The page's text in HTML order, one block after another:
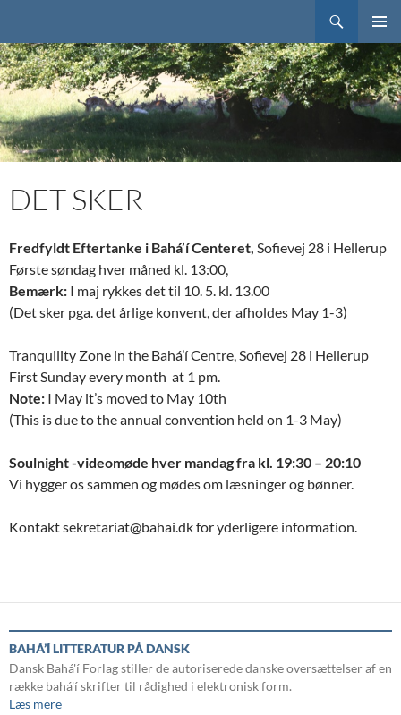
MENU
TIL
INDHOLD
DET SKER
Fredfyldt Eftertanke i Bahá’í Centeret, Sofievej 28 i Hellerup
Første søndag hver måned kl. 13:00,
Bemærk: I maj rykkes det til 10. 5. kl. 13.00
(Det sker pga. det årlige konvent, der afholdes May 1-3)
Tranquility Zone in the Bahá’í Centre, Sofievej 28 i Hellerup
First Sunday every month at 1 pm.
Note: I May it’s moved to May 10th
(This is due to the annual convention held on 1-3 May)
Soulnight -videomøde hver mandag fra kl. 19:30 – 20:10
Vi hygger os sammen og mødes om læsninger og bønner.
Kontakt sekretariat@bahai.dk for yderligere information.
BAHÁ’Í LITTERATUR PÅ DANSK
Dansk Bahá'í Forlag stiller de autoriserede danske oversættelser af en
række bahá'í skrifter til rådighed i elektronisk form.
Læs mere